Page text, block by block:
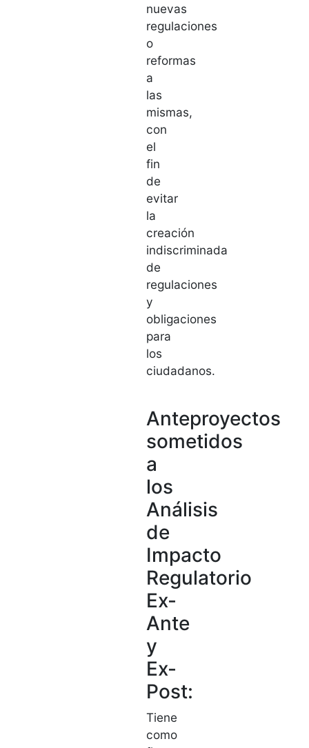
nuevas
regulaciones
o
reformas
a
las
mismas,
con
el
fin
de
evitar
la
creación
indiscriminada
de
regulaciones
y
obligaciones
para
los
ciudadanos.
Anteproyectos
sometidos
a
los
Análisis
de
Impacto
Regulatorio
Ex-
Ante
y
Ex-
Post:
Tiene
como